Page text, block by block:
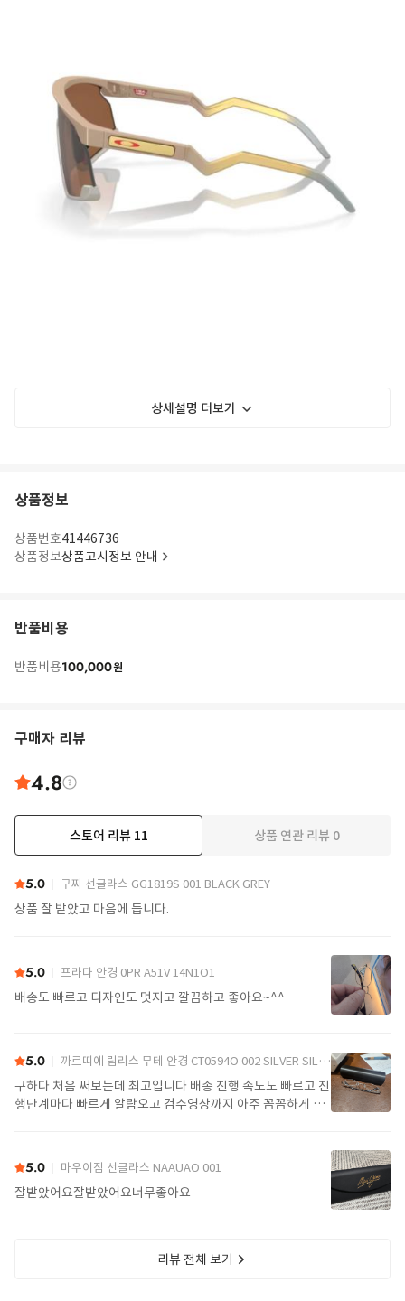
상세설명 더보기
상품정보
상품번호41446736
상품정보상품고시정보 안내
반품비용
반품비용100,000원
구매자 리뷰
4.8
스토어 리뷰 11 상품 연관 리뷰 0
5.0 구찌 선글라스 GG1819S 001 BLACK GREY
상품 잘 받았고 마음에 듭니다.
5.0 프라다 안경 0PR A51V 14N1O1
배송도 빠르고 디자인도 멋지고 깔끔하고 좋아요~^^
5.0 까르띠에 림리스 무테 안경 CT0594O 002 SILVER SILVER TRANSPARENT
구하다 처음 써보는데 최고입니다 배송 진행 속도도 빠르고 진
행단계마다 빠르게 알람오고 검수영상까지 아주 꼼꼼하게 찍
5.0 마우이짐 선글라스 NAAUAO 001
잘받았어요잘받았어요너무좋아요
리뷰 전체 보기